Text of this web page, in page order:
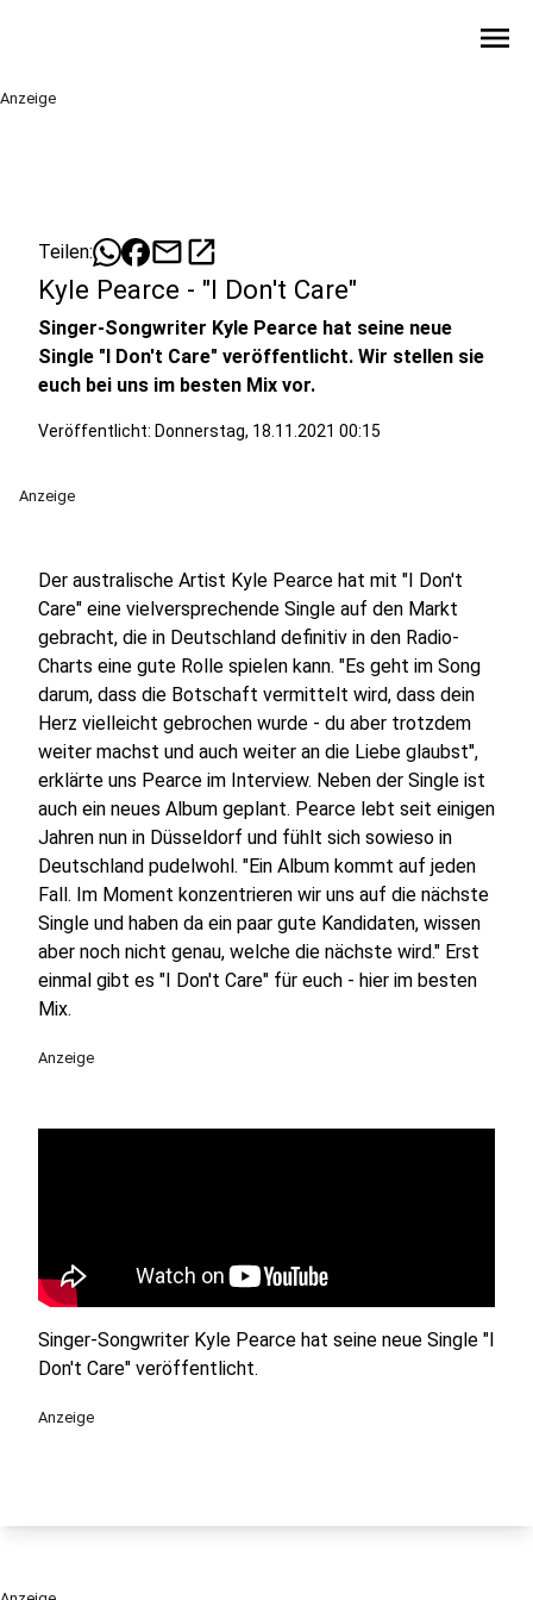
menu
Anzeige
Teilen: mailopen_in_new
Kyle Pearce - "I Don't Care"
Singer-Songwriter Kyle Pearce hat seine neue
Single "I Don't Care" veröffentlicht. Wir stellen sie
euch bei uns im besten Mix vor.
Veröffentlicht: Donnerstag, 18.11.2021 00:15
Anzeige
Der australische Artist Kyle Pearce hat mit "I Don't
Care" eine vielversprechende Single auf den Markt
gebracht, die in Deutschland definitiv in den Radio-
Charts eine gute Rolle spielen kann. "Es geht im Song
darum, dass die Botschaft vermittelt wird, dass dein
Herz vielleicht gebrochen wurde - du aber trotzdem
weiter machst und auch weiter an die Liebe glaubst",
erklärte uns Pearce im Interview. Neben der Single ist
auch ein neues Album geplant. Pearce lebt seit einigen
Jahren nun in Düsseldorf und fühlt sich sowieso in
Deutschland pudelwohl. "Ein Album kommt auf jeden
Fall. Im Moment konzentrieren wir uns auf die nächste
Single und haben da ein paar gute Kandidaten, wissen
aber noch nicht genau, welche die nächste wird." Erst
einmal gibt es "I Don't Care" für euch - hier im besten
Mix.
Anzeige
Singer-Songwriter Kyle Pearce hat seine neue Single "I
Don't Care" veröffentlicht.
Anzeige